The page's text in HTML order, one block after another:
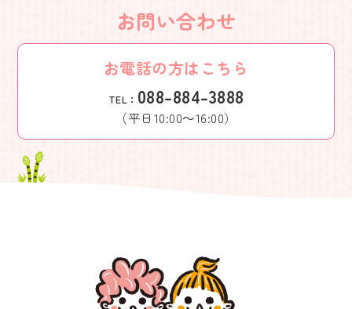
お問い合わせ
お電話の方はこちら
TEL： 088-884-3888
（平日10:00～16:00）